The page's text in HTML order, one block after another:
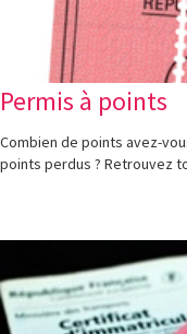
Permis à points
Combien de points avez-
points perdus ? Retrouvez